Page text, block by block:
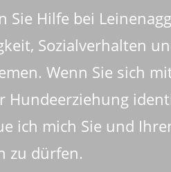
Sie Hilfe bei
Sozialverhalten
Wenn Sie sich
Hundeerziehung
ich mich Sie und
zu dürfen.